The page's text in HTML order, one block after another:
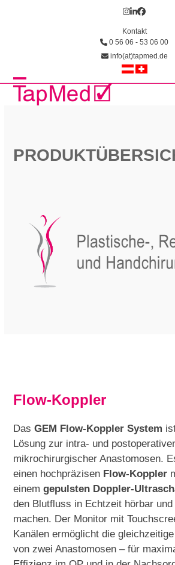
Instagram
LinkedIn
Facebook
Kontakt
0 56 06 - 53 06 00
info(at)tapmed.de
Open
Close
Flow-Koppler
DasGEM Flow-Koppler System
Lösung zur intra- und
mikrochirurgischer Anastomosen.
einen hochpräzisen Flow-Koppler
einemgepulsten Doppler-
den Blutfluss in Echtzeit hörbar
machen. Der Monitor mit
Kanälen ermöglicht die
von zwei Anastomosen – für